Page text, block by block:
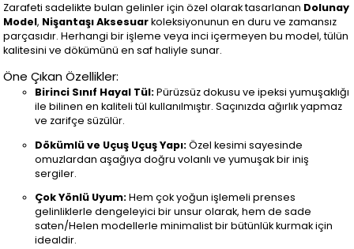
Zarafeti sadelikte bulan gelinler için özel olarak tasarlanan Dolunay
Model, Nişantaşı Aksesuarkoleksiyonunun en duru ve zamansız
parçasıdır. Herhangi bir işleme veya inci içermeyen bu model, tülün
kalitesini ve dökümünü en saf haliyle sunar.
Öne Çıkan Özellikler:
Birinci Sınıf Hayal Tül:Pürüzsüz dokusu ve ipeksi yumuşaklığı
ile bilinen en kaliteli tül kullanılmıştır. Saçınızda ağırlık yapmaz
ve zarifçe süzülür.
Dökümlü ve Uçuş Uçuş Yapı:Özel kesimi sayesinde
omuzlardan aşağıya doğru volanlı ve yumuşak bir iniş
sergiler.
Çok Yönlü Uyum:Hem çok yoğun işlemeli prenses
gelinliklerle dengeleyici bir unsur olarak, hem de sade
saten/Helen modellerle minimalist bir bütünlük kurmak için
idealdir.